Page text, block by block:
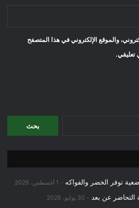
والموقع الإلكتروني في هذا المتصفح
تعليقي.
توفر الخضر والفواكه 1 أغسطس، 2026
التحاضر عن بعد 30 يوليو، 2026